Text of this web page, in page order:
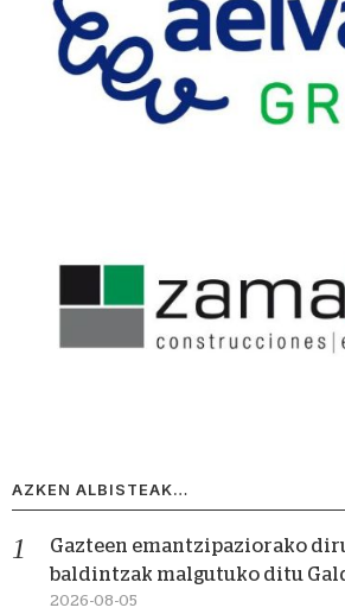
AZKEN ALBISTEAK…
Gazteen emantzipaziorako
baldintzak malgutuko ditu
2026-08-05